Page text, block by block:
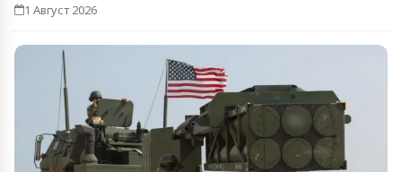
1 Август 2026